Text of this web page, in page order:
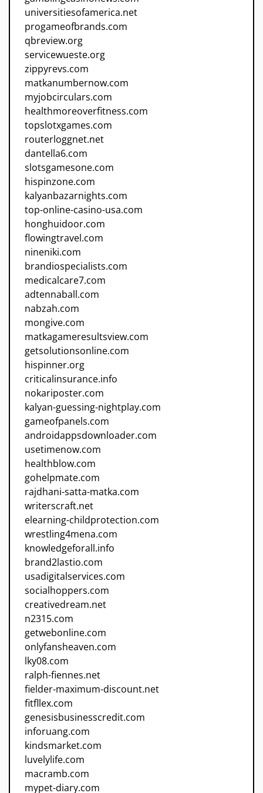
universitiesofamerica.net
progameofbrands.com
qbreview.org
servicewueste.org
zippyrevs.com
matkanumbernow.com
myjobcirculars.com
healthmoreoverfitness.com
topslotxgames.com
routerloggnet.net
dantella6.com
slotsgamesone.com
hispinzone.com
kalyanbazarnights.com
top-online-casino-usa.com
honghuidoor.com
flowingtravel.com
nineniki.com
brandiospecialists.com
medicalcare7.com
adtennaball.com
nabzah.com
mongive.com
matkagameresultsview.com
getsolutionsonline.com
hispinner.org
criticalinsurance.info
nokariposter.com
kalyan-guessing-nightplay.com
gameofpanels.com
androidappsdownloader.com
usetimenow.com
healthblow.com
gohelpmate.com
rajdhani-satta-matka.com
writerscraft.net
elearning-childprotection.com
wrestling4mena.com
knowledgeforall.info
brand2lastio.com
usadigitalservices.com
socialhoppers.com
creativedream.net
n2315.com
getwebonline.com
onlyfansheaven.com
lky08.com
ralph-fiennes.net
fielder-maximum-discount.net
fitfllex.com
genesisbusinesscredit.com
inforuang.com
kindsmarket.com
luvelylife.com
macramb.com
mypet-diary.com